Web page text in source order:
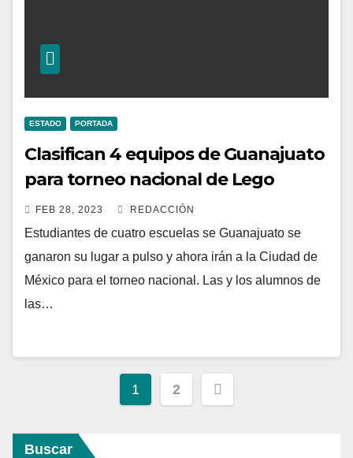
ESTADO PORTADA
Clasifican 4 equipos de Guanajuato
para torneo nacional de Lego
FEB 28, 2023 REDACCIÓN
Estudiantes de cuatro escuelas se Guanajuato se
ganaron su lugar a pulso y ahora irán a la Ciudad de
México para el torneo nacional. Las y los alumnos de
las…
1 2
Buscar